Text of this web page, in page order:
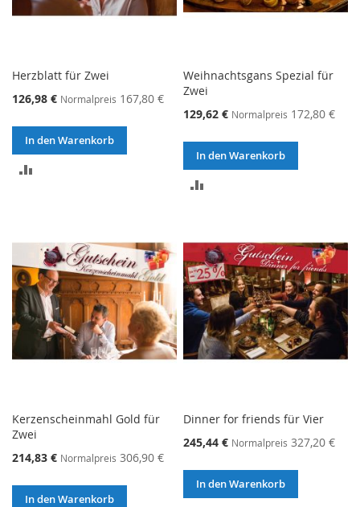
Herzblatt für Zwei
126,98 € Normalpreis 167,80 €
In den Warenkorb
Weihnachtsgans Spezial für
Zwei
129,62 € Normalpreis 172,80 €
In den Warenkorb
HINZUFÜGEN
Kerzenscheinmahl Gold für
Zwei
214,83 € Normalpreis 306,90 €
In den Warenkorb
Dinner for friends für Vier
245,44 € Normalpreis 327,20 €
In den Warenkorb